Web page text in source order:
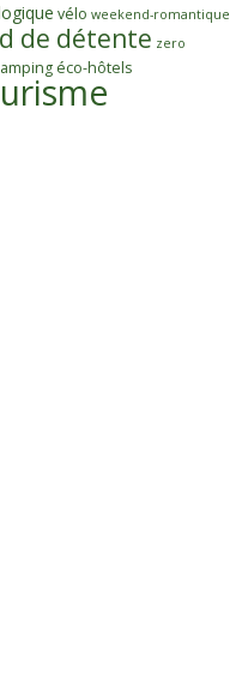
vélo weekend-romantique
de détente zero
éco-hôtels